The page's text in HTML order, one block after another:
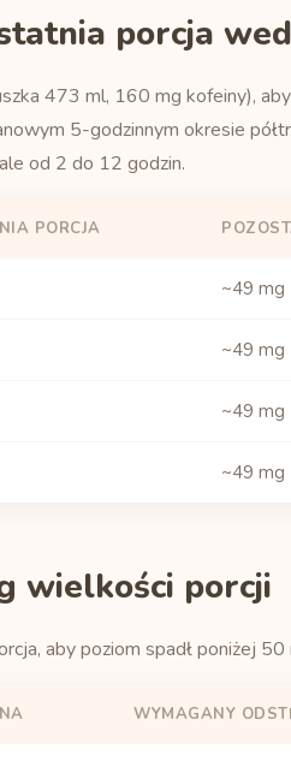
porcja
473 ml, 160 mg kofeiny),
5-godzinnym okresie
od 2 do 12 godzin.
PORCJA
~49 mg
~49 mg
~49 mg
~49 mg
wielkości porcji
aby poziom spadł poniżej 50
WYMAGANY